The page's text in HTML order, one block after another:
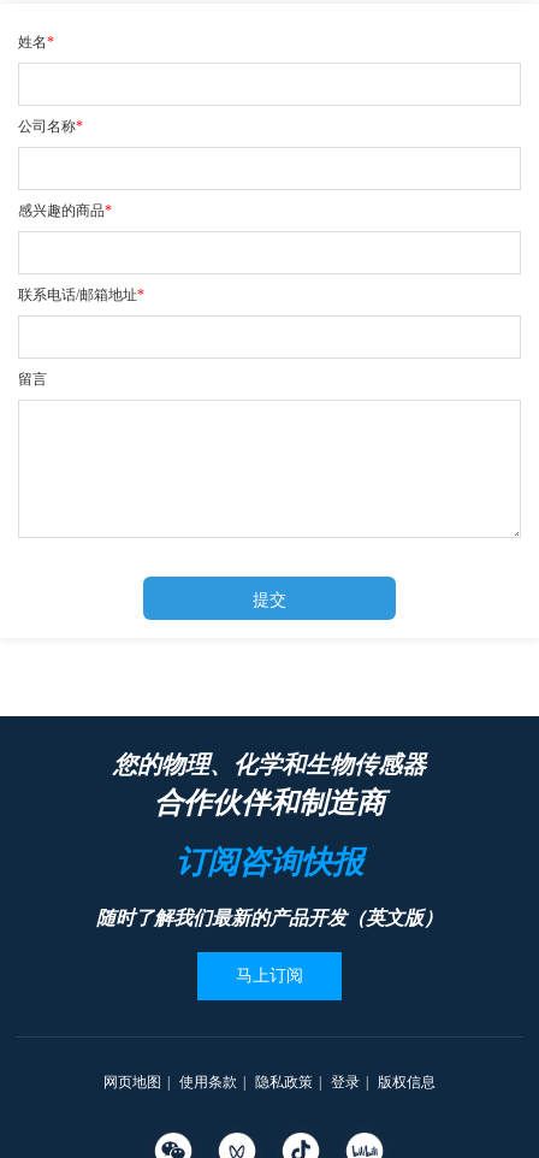
姓名*
公司名称*
感兴趣的商品*
联系电话/邮箱地址*
留言
提交
您的物理、化学和生物传感器
合作伙伴和制造商
订阅咨询快报
随时了解我们最新的产品开发（英文版）
马上订阅
网页地图 使用条款 隐私政策 登录 版权信息